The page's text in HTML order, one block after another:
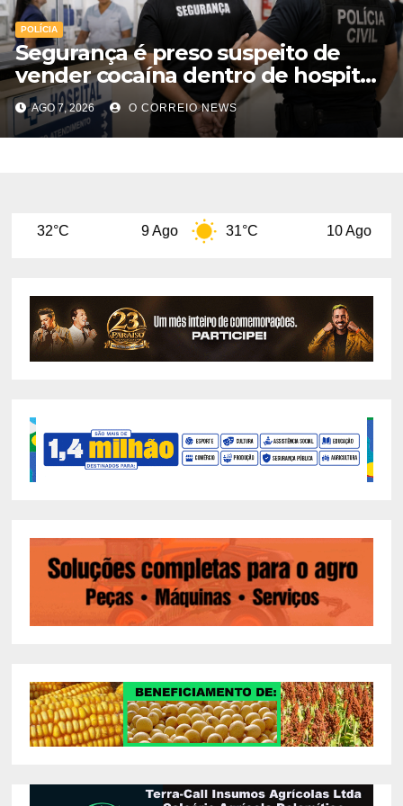
POLÍCIA
Segurança é preso suspeito de
vender cocaína dentro de hospital
e atuar para facção em Cassilândia
AGO 7, 2026 O CORREIO NEWS
9 Ago 31°C 10 Ago 32°C